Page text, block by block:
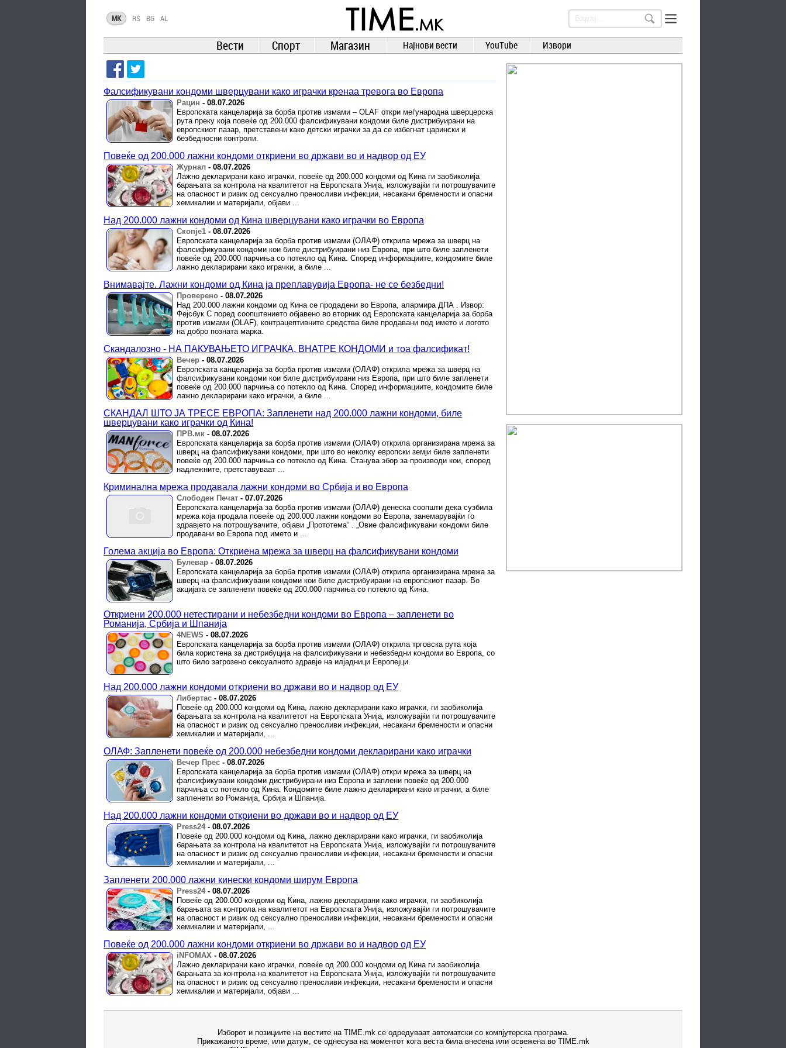
TIME.mk
ВЕСТИ
NEWS
MK RS BG AL
Вести Спорт Магазин Најнови вести YouTube Извори
Фалсификувани кондоми шверцувани како играчки кренаа тревога во Европа
Рацин - 08.07.2026
Европската канцеларија за борба против измами – OLAF откри меѓународна шверцерска
рута преку која повеќе од 200.000 фалсификувани кондоми биле дистрибуирани на
европскиот пазар, претставени како детски играчки за да се избегнат царински и
безбедносни контроли.
Повеќе од 200.000 лажни кондоми откриени во држави во и надвор од ЕУ
Журнал - 08.07.2026
Лажно декларирани како играчки, повеќе од 200.000 кондоми од Кина ги заобиколија
барањата за контрола на квалитетот на Европската Унија, изложувајќи ги потрошувачите
на опасност и ризик од сексуално преносливи инфекции, несакани бремености и опасни
хемикалии и материјали, објави ...
Над 200.000 лажни кондоми од Кина шверцувани како играчки во Европа
Скопје1 - 08.07.2026
Европската канцеларија за борба против измами (ОЛАФ) открила мрежа за шверц на
фалсификувани кондоми кои биле дистрибуирани низ Европа, при што биле запленети
повеќе од 200.000 парчиња со потекло од Кина. Според информациите, кондомите биле
лажно декларирани како играчки, а биле ...
Внимавајте. Лажни кондоми од Кина ја преплавувија Европа- не се безбедни!
Проверено - 08.07.2026
Над 200.000 лажни кондоми од Кина се продадени во Европа, алармира ДПА . Извор:
Фејсбук С поред соопштението објавено во вторник од Европската канцеларија за борба
против измами (OLAF), контрацептивните средства биле продавани под името и логото
на добро позната марка.
Скандалозно - НА ПАКУВАЊЕТО ИГРАЧКА, ВНАТРЕ КОНДОМИ и тоа фалсификат!
Вечер - 08.07.2026
Европската канцеларија за борба против измами (ОЛАФ) открила мрежа за шверц на
фалсификувани кондоми кои биле дистрибуирани низ Европа, при што биле запленети
повеќе од 200.000 парчиња со потекло од Кина. Според информациите, кондомите биле
лажно декларирани како играчки, а биле ...
СКАНДАЛ ШТО ЈА ТРЕСЕ ЕВРОПА: Запленети над 200.000 лажни кондоми, биле
шверцувани како играчки од Кина!
ПРВ.мк - 08.07.2026
Европската канцеларија за борба против измами (ОЛАФ) открила организирана мрежа за
шверц на фалсификувани кондоми, при што во неколку европски земји биле запленети
повеќе од 200.000 парчиња со потекло од Кина. Станува збор за производи кои, според
надлежните, претставуваат ...
Криминална мрежа продавала лажни кондоми во Србија и во Европа
Слободен Печат - 07.07.2026
Европската канцеларија за борба против измами (ОЛАФ) денеска соопшти дека сузбила
мрежа која продала повеќе од 200.000 лажни кондоми во Европа, занемарувајќи го
здравјето на потрошувачите, објави „Прототема“ . „Овие фалсификувани кондоми биле
продавани во Европа под името и ...
Голема акција во Европа: Откриена мрежа за шверц на фалсификувани кондоми
Булевар - 08.07.2026
Европската канцеларија за борба против измами (ОЛАФ) открила организирана мрежа за
шверц на фалсификувани кондоми кои биле дистрибуирани на европскиот пазар. Во
акцијата се запленети повеќе од 200.000 парчиња со потекло од Кина.
Откриени 200.000 нетестирани и небезбедни кондоми во Европа – запленети во
Романија, Србија и Шпанија
4NEWS - 08.07.2026
Европската канцеларија за борба против измами (ОЛАФ) открила трговска рута која
била користена за дистрибуција на фалсификувани и небезбедни кондоми во Европа, со
што било загрозено сексуалното здравје на илјадници Европејци.
Над 200.000 лажни кондоми откриени во држави во и надвор од ЕУ
Либертас - 08.07.2026
Повеќе од 200.000 кондоми од Кина, лажно декларирани како играчки, ги заобиколија
барањата за контрола на квалитетот на Европската Унија, изложувајќи ги потрошувачите
на опасност и ризик од сексуално преносливи инфекции, несакани бремености и опасни
хемикалии и материјали, ...
ОЛАФ: Запленети повеќе од 200.000 небезбедни кондоми декларирани како играчки
Вечер Прес - 08.07.2026
Европската канцеларија за борба против измами (ОЛАФ) откри мрежа за шверц на
фалсификувани кондоми дистрибуирани низ Европа и заплени повеќе од 200.000
парчиња со потекло од Кина. Кондомите биле лажно декларирани како играчки, а биле
запленети во Романија, Србија и Шпанија.
Над 200.000 лажни кондоми откриени во држави во и надвор од ЕУ
Press24- 08.07.2026
Повеќе од 200.000 кондоми од Кина, лажно декларирани како играчки, ги заобиколија
барањата за контрола на квалитетот на Европската Унија, изложувајќи ги потрошувачите
на опасност и ризик од сексуално преносливи инфекции, несакани бремености и опасни
хемикалии и материјали, ...
Запленети 200.000 лажни кинески кондоми ширум Европа
Press24- 08.07.2026
Повеќе од 200.000 кондоми од Кина, лажно декларирани како играчки, ги заобиколија
барањата за контрола на квалитетот на Европската Унија, изложувајќи ги потрошувачите
на опасност и ризик од сексуално преносливи инфекции, несакани бремености и опасни
хемикалии и материјали, ...
Повеќе од 200.000 лажни кондоми откриени во држави во и надвор од ЕУ
iNFOMAX - 08.07.2026
Лажно декларирани како играчки, повеќе од 200.000 кондоми од Кина ги заобиколија
барањата за контрола на квалитетот на Европската Унија, изложувајќи ги потрошувачите
на опасност и ризик од сексуално преносливи инфекции, несакани бремености и опасни
хемикалии и материјали, објави ...
Изборот и позициите на вестите на TIME.mk се одредуваат автоматски со компјутерска програма.
Прикажаното време, или датум, се однесува на моментот кога веста била внесена или освежена во TIME.mk